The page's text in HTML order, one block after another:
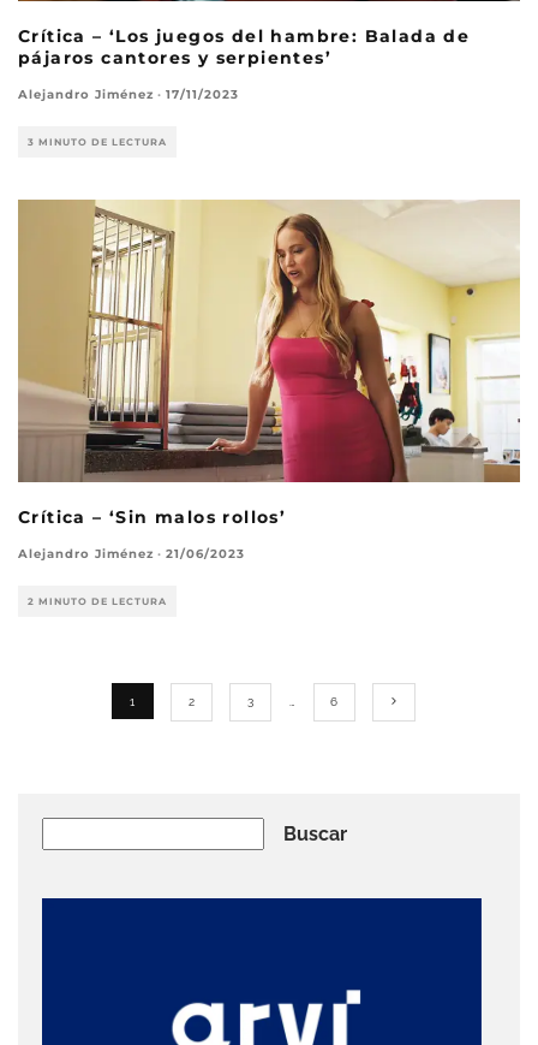
Crítica – ‘Los juegos del hambre: Balada de
pájaros cantores y serpientes’
Alejandro Jiménez · 17/11/2023
3 MINUTO DE LECTURA
Crítica – ‘Sin malos rollos’
Alejandro Jiménez · 21/06/2023
2 MINUTO DE LECTURA
1 2 3 6
Buscar